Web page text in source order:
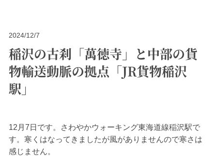
2024/12/7
稲沢の古刹「萬徳寺」と中部の貨
物輸送動脈の拠点「JR貨物稲沢
駅」
12月7日です。さわやかウォーキング東海道線稲沢駅で
す。寒くはなってきましたが風がありませんので寒さは
感じません。